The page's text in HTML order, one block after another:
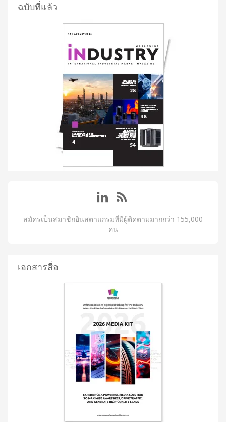
ฉบับที่แล้ว
สมัครเป็นสมาชิกอินสตาแกรมที่มีผู้ติดตามมากกว่า 155,000
คน
เอกสารสื่อ